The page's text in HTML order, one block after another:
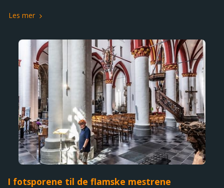
Les mer
I fotsporene til de flamske mestrene